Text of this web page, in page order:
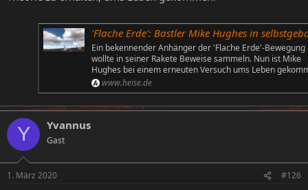
'Flache Erde': Bastler Mike Hughes in selbstgebauter Rakete tödlich
Ein bekennender Anhänger der 'Flache Erde'-Bewegung
wollte in seiner Rakete Beweise sammeln. Nun ist Mike
Hughes bei einem erneuten Versuch ums Leben
www.heise.de
Y Yvannus
Gast
1. März 2020 #126